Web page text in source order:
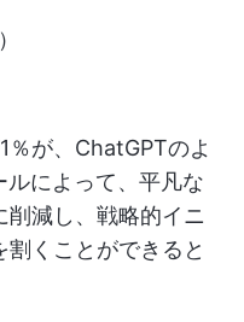
が、ChatGPTのよ
ルによって、平凡な
削減し、戦略的イニ
くことができると